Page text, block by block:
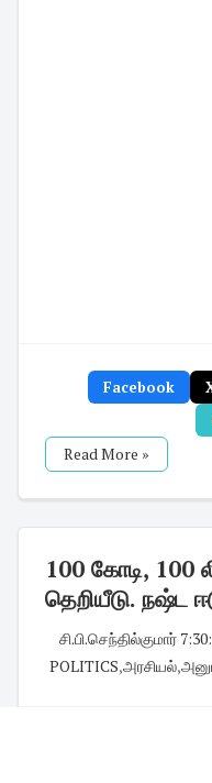
Facebook
Read More »
100 கோடி, 100
தெறியீடு. நஷ்ட
சி.பி.செந்தில்குமார்·
POLITICS,அரசியல்,